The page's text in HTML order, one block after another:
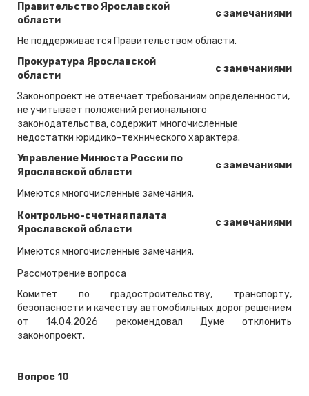
Правительство Ярославской
области
с замечаниями
Не поддерживается Правительством области.
Прокуратура Ярославской
области
с замечаниями
Законопроект не отвечает требованиям определенности,
не учитывает положений регионального
законодательства, содержит многочисленные
недостатки юридико-технического характера.
Управление Минюста России по
Ярославской области
с замечаниями
Имеются многочисленные замечания.
Контрольно-счетная палата
Ярославской области
с замечаниями
Имеются многочисленные замечания.
Рассмотрение вопроса
Комитет по градостроительству, транспорту,
безопасности и качеству автомобильных дорог решением
от 14.04.2026 рекомендовал Думе отклонить
законопроект.
Вопрос 10